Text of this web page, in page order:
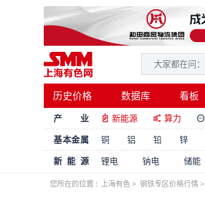
历史价格 数据库 看板
产 业  新能源  算力 
基本金属
铜 铝 铅 锌
新能源
锂电 钠电 储能
您所在的位置 : 上海有色> 钢铁专区价格行情>